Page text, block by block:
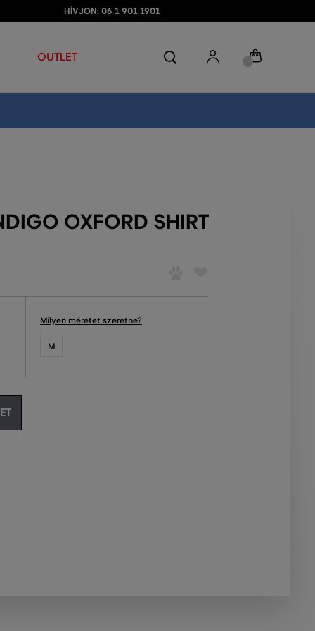
HÍVJON: 06 1 901 1901
OUTLET
OXFORD SHIRT
Milyen méretet szeretne?
M